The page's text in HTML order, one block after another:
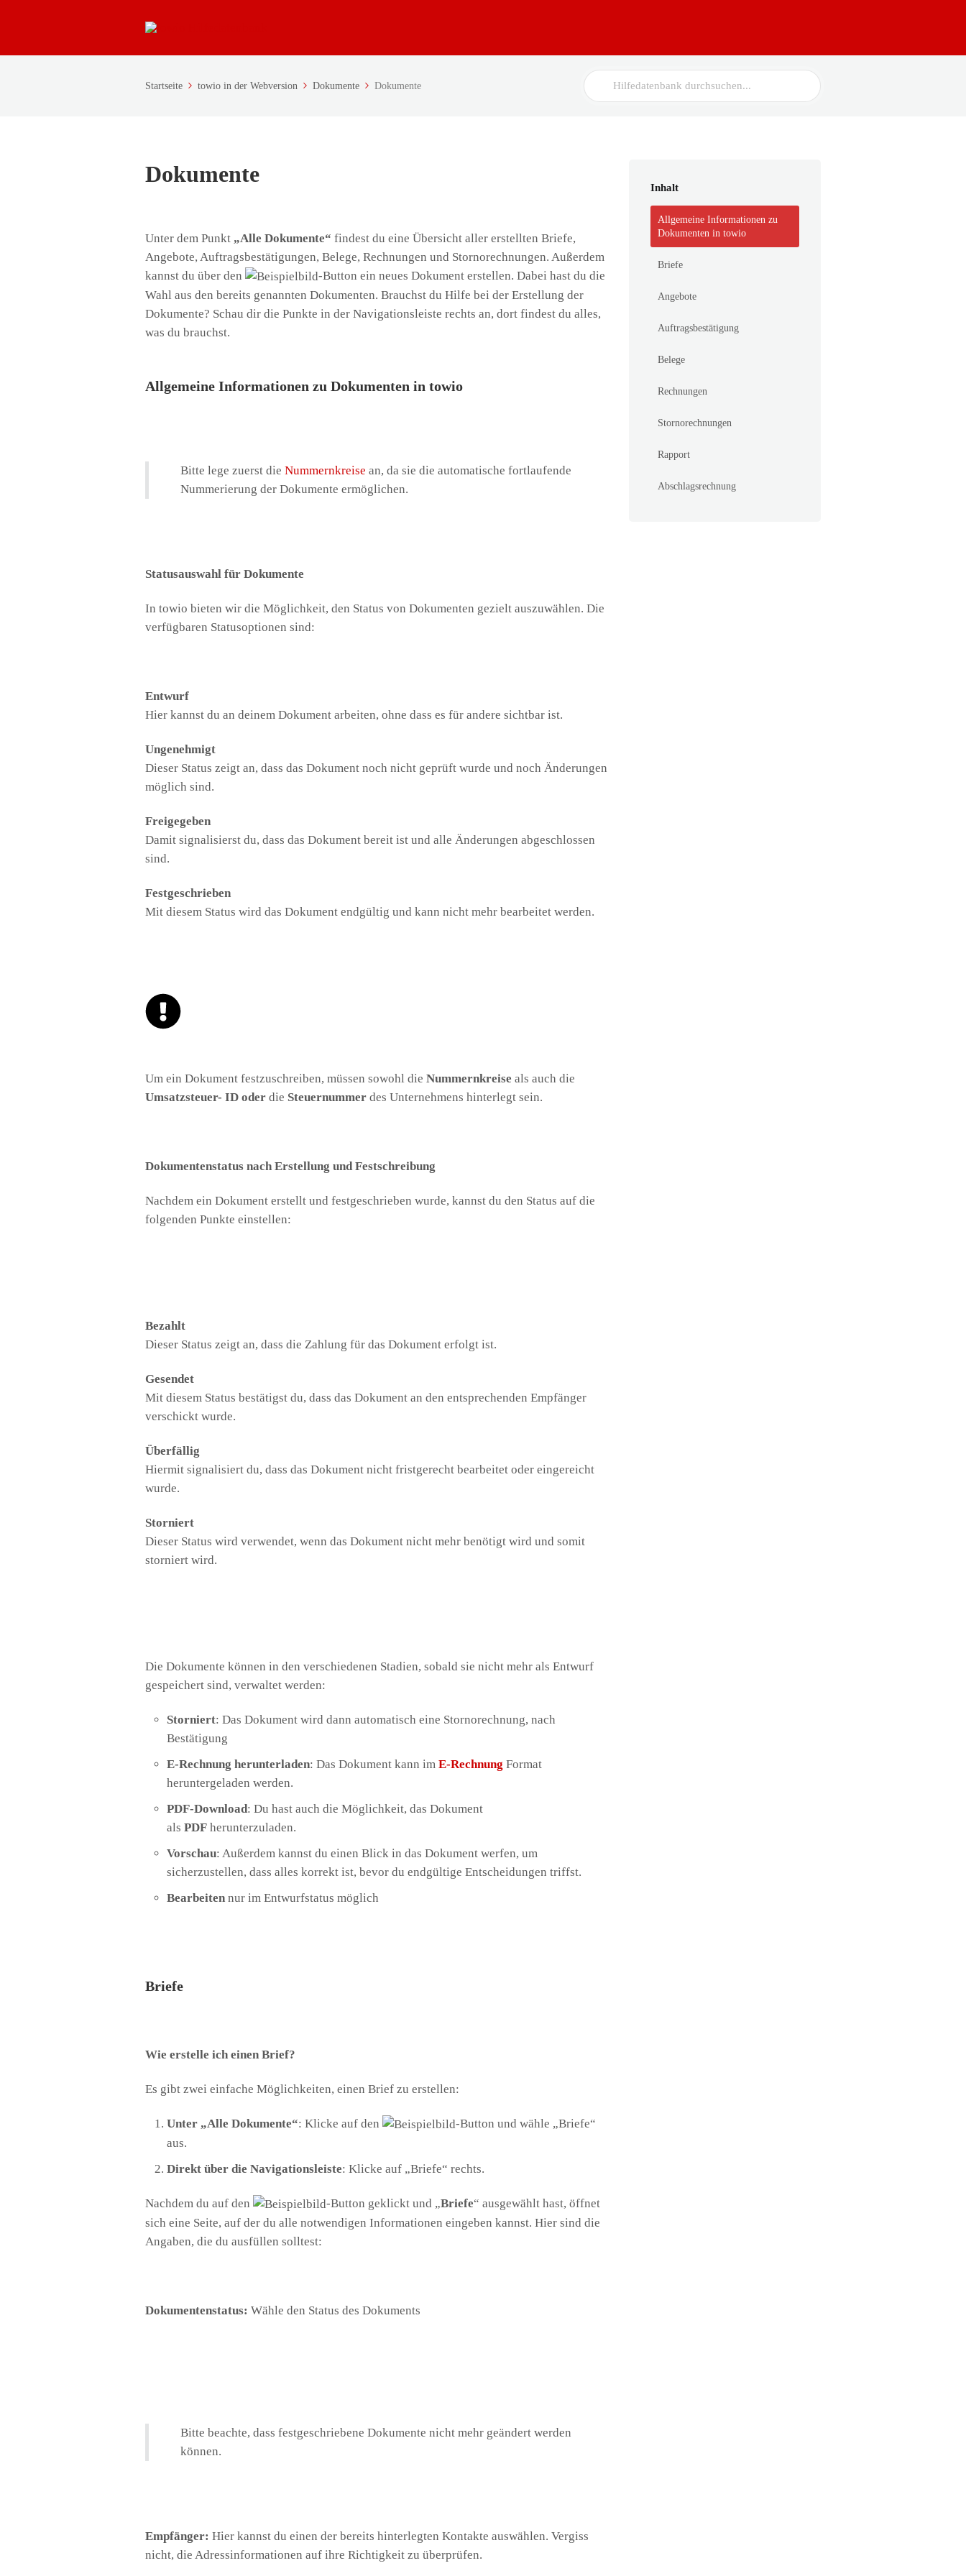
Startseite towio in der Webversion Dokumente Dokumente
Search
For
Dokumente
Unter dem Punkt „Alle Dokumente“ findest du eine Übersicht aller erstellten Briefe,
Angebote, Auftragsbestätigungen, Belege, Rechnungen und Stornorechnungen. Außerdem
kannst du über den
-Button ein neues Dokument erstellen. Dabei hast du die
Wahl aus den bereits genannten Dokumenten. Brauchst du Hilfe bei der Erstellung der
Dokumente? Schau dir die Punkte in der Navigationsleiste rechts an, dort findest du alles,
was du brauchst.
Allgemeine Informationen zu Dokumenten in towio
Bitte lege zuerst die Nummernkreise an, da sie die automatische fortlaufende
Nummerierung der Dokumente ermöglichen.
Statusauswahl für Dokumente
In towio bieten wir die Möglichkeit, den Status von Dokumenten gezielt auszuwählen. Die
verfügbaren Statusoptionen sind:
Entwurf
Hier kannst du an deinem Dokument arbeiten, ohne dass es für andere sichtbar ist.
Ungenehmigt
Dieser Status zeigt an, dass das Dokument noch nicht geprüft wurde und noch Änderungen
möglich sind.
Freigegeben
Damit signalisierst du, dass das Dokument bereit ist und alle Änderungen abgeschlossen
sind.
Festgeschrieben
Mit diesem Status wird das Dokument endgültig und kann nicht mehr bearbeitet werden.
Um ein Dokument festzuschreiben, müssen sowohl die Nummernkreise als auch die
Umsatzsteuer- ID oder die Steuernummer des Unternehmens hinterlegt sein.
Dokumentenstatus nach Erstellung und Festschreibung
Nachdem ein Dokument erstellt und festgeschrieben wurde, kannst du den Status auf die
folgenden Punkte einstellen:
Bezahlt
Dieser Status zeigt an, dass die Zahlung für das Dokument erfolgt ist.
Gesendet
Mit diesem Status bestätigst du, dass das Dokument an den entsprechenden Empfänger
verschickt wurde.
Überfällig
Hiermit signalisiert du, dass das Dokument nicht fristgerecht bearbeitet oder eingereicht
wurde.
Storniert
Dieser Status wird verwendet, wenn das Dokument nicht mehr benötigt wird und somit
storniert wird.
Die Dokumente können in den verschiedenen Stadien, sobald sie nicht mehr als Entwurf
gespeichert sind, verwaltet werden:
Storniert: Das Dokument wird dann automatisch eine Stornorechnung, nach
Bestätigung
E-Rechnung herunterladen: Das Dokument kann im E-Rechnung Format
heruntergeladen werden.
PDF-Download: Du hast auch die Möglichkeit, das Dokument
als PDF herunterzuladen.
Vorschau: Außerdem kannst du einen Blick in das Dokument werfen, um
sicherzustellen, dass alles korrekt ist, bevor du endgültige Entscheidungen triffst.
Bearbeiten nur im Entwurfstatus möglich
Briefe
Wie erstelle ich einen Brief?
Es gibt zwei einfache Möglichkeiten, einen Brief zu erstellen:
Unter „Alle Dokumente“: Klicke auf den
-Button und wähle „Briefe“
aus.
Direkt über die Navigationsleiste: Klicke auf „Briefe“ rechts.
Nachdem du auf den -Button geklickt und „Briefe“ ausgewählt hast, öffnet
sich eine Seite, auf der du alle notwendigen Informationen eingeben kannst. Hier sind die
Angaben, die du ausfüllen solltest:
Dokumentenstatus: Wähle den Status des Dokuments
Bitte beachte, dass festgeschriebene Dokumente nicht mehr geändert werden
können.
Empfänger: Hier kannst du einen der bereits hinterlegten Kontakte auswählen. Vergiss
nicht, die Adressinformationen auf ihre Richtigkeit zu überprüfen.
Inhalt
Allgemeine Informationen zu
Dokumenten in towio
Briefe
Angebote
Auftragsbestätigung
Belege
Rechnungen
Stornorechnungen
Rapport
Abschlagsrechnung